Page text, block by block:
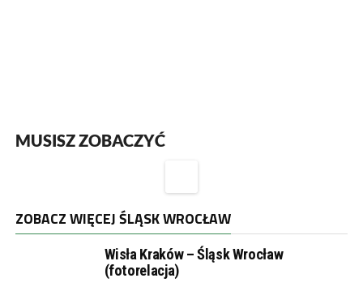
MUSISZ ZOBACZYĆ
ZOBACZ WIĘCEJ ŚLĄSK WROCŁAW
Wisła Kraków – Śląsk Wrocław
(fotorelacja)